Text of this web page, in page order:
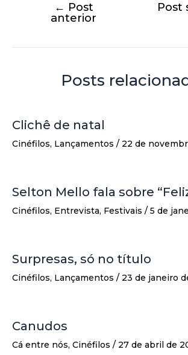
← Post
anterior
Post
Posts
Clichê de natal
Cinéfilos, Lançamentos / 22 de
Selton Mello fala sobre
Cinéfilos, Entrevista, Festivais / 5 de
Surpresas, só no título
Cinéfilos, Lançamentos / 23 de janeiro
Canudos
Cá entre nós, Cinéfilos / 27 de abril de